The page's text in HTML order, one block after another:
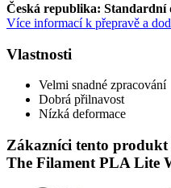
Česká republika: Standardní
Více informací k přepravě a
Vlastnosti
Velmi snadné zpracování
Dobrá přilnavost
Nízká deformace
Zákazníci tento
The Filament PLA Lite